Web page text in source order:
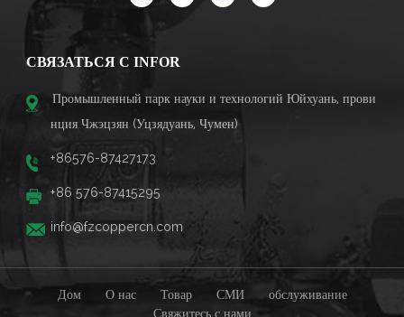
СВЯЗАТЬСЯ С INFOR
Промышленный парк науки и технологий Юйхуань, прови
нция Чжэцзян (Уцзядуань, Чумен)
+86576-87427173
+86 576-87415295
info@fzcoppercn.com
Дом О нас Товар СМИ
обслуживание
Свяжитесь с нами